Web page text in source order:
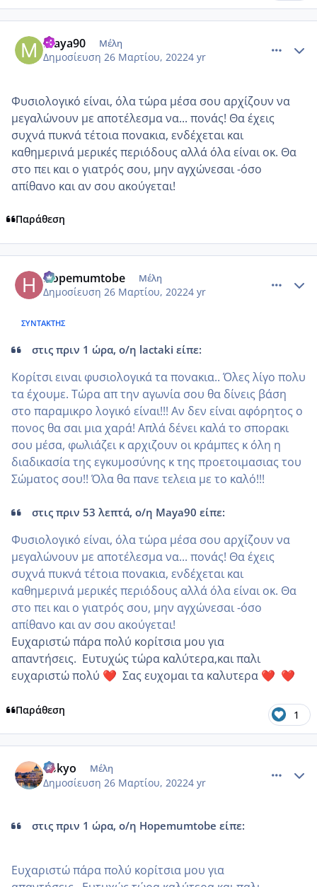
Maya90 Μέλη
Δημοσίευση 26 Μαρτίου, 20224 yr
Φυσιολογικό είναι, όλα τώρα μέσα σου αρχίζουν να
μεγαλώνουν με αποτέλεσμα να... πονάς! Θα έχεις
συχνά πυκνά τέτοια πονακια, ενδέχεται και
καθημερινά μερικές περιόδους αλλά όλα είναι οκ. Θα
στο πει και ο γιατρός σου, μην αγχώνεσαι -όσο
απίθανο και αν σου ακούγεται!
Παράθεση
Hopemumtobe Μέλη
Δημοσίευση 26 Μαρτίου, 20224 yr
ΣΥΝΤΆΚΤΗΣ
στις πριν 1 ώρα, ο/η lactaki είπε:
Κορίτσι ειναι φυσιολογικά τα πονακια.. Όλες λίγο πολυ
τα έχουμε. Τώρα απ την αγωνία σου θα δίνεις βάση
στο παραμικρο λογικό είναι!!! Αν δεν είναι αφόρητος ο
πονος θα σαι μια χαρά! Απλά δένει καλά το σπορακι
σου μέσα, φωλιάζει κ αρχιζουν οι κράμπες κ όλη η
διαδικασία της εγκυμοσύνης κ της προετοιμασιας του
Σώματος σου!! Όλα θα πανε τελεια με το καλό!!!
στις πριν 53 λεπτά, ο/η Maya90 είπε:
Φυσιολογικό είναι, όλα τώρα μέσα σου αρχίζουν να
μεγαλώνουν με αποτέλεσμα να... πονάς! Θα έχεις
συχνά πυκνά τέτοια πονακια, ενδέχεται και
καθημερινά μερικές περιόδους αλλά όλα είναι οκ. Θα
στο πει και ο γιατρός σου, μην αγχώνεσαι -όσο
απίθανο και αν σου ακούγεται!
Ευχαριστώ πάρα πολύ κορίτσια μου για
απαντήσεις. Ευτυχώς τώρα καλύτερα,και παλι
ευχαριστώ πολύ ❤️ Σας ευχομαι τα καλυτερα ❤️ ❤️
Παράθεση 1
Tokyo Μέλη
Δημοσίευση 26 Μαρτίου, 20224 yr
στις πριν 1 ώρα, ο/η Hopemumtobe είπε:
Ευχαριστώ πάρα πολύ κορίτσια μου για